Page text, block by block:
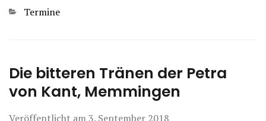
Kategorien
Termine
Die bitteren Tränen der Petra
von Kant, Memmingen
Veröffentlicht am 3. September 2018